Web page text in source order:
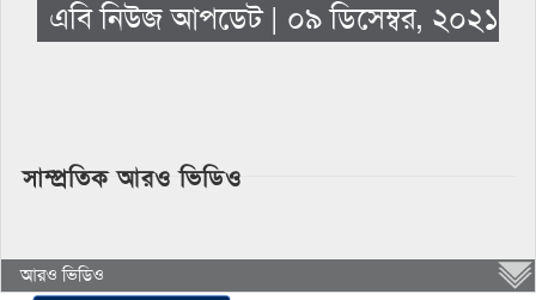
এবি নিউজ আপডেট | ০৯ ডিসেম্বর, ২০২১
সাম্প্রতিক আরও ভিডিও
আরও ভিডিও